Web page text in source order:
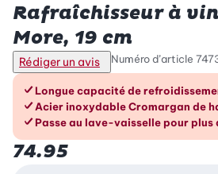
Rafraîchisseur à
More, 19 cm
Rédiger un avis Numéro d’article
Les avantages en
Longue capacité de
Acier inoxydable Cromargan de
Passe au lave-vaisselle pour plus
74.95